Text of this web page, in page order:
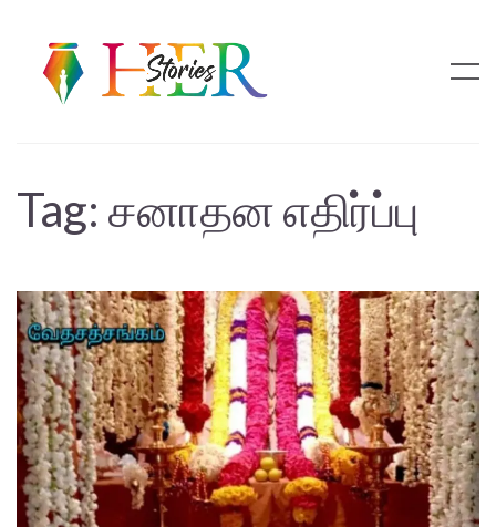
Tag: சனாதன எதிர்ப்பு